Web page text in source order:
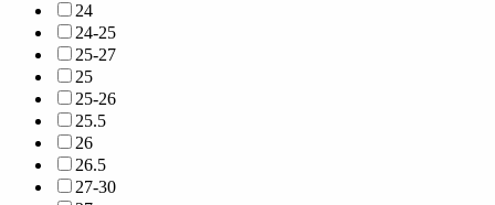
24
24-25
25-27
25
25-26
25.5
26
26.5
27-30